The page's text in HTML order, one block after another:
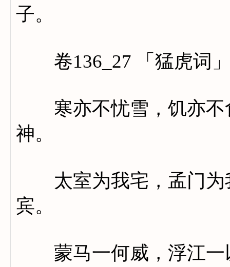
子。
卷136_27 「猛虎词
寒亦不忧雪，饥亦不
神。
太室为我宅，孟门为
宾。
蒙马一何威，浮江一